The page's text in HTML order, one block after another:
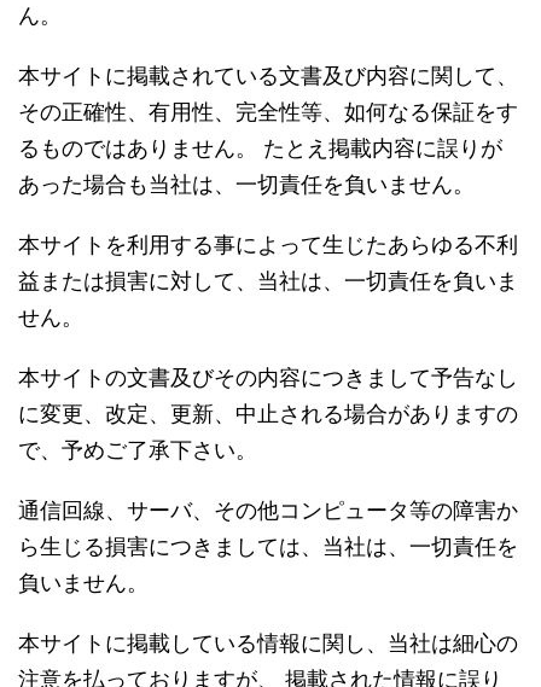
ん。
本サイトに掲載されている文書及び内容に関して、
その正確性、有用性、完全性等、如何なる保証をす
るものではありません。 たとえ掲載内容に誤りが
あった場合も当社は、一切責任を負いません。
本サイトを利用する事によって生じたあらゆる不利
益または損害に対して、当社は、一切責任を負いま
せん。
本サイトの文書及びその内容につきまして予告なし
に変更、改定、更新、中止される場合がありますの
で、予めご了承下さい。
通信回線、サーバ、その他コンピュータ等の障害か
ら生じる損害につきましては、当社は、一切責任を
負いません。
本サイトに掲載している情報に関し、当社は細心の
注意を払っておりますが、 掲載された情報に誤り